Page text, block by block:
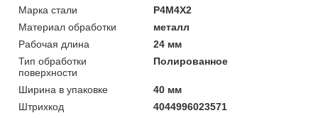
Марка стали
Р4М4Х2
Материал обработки
металл
Рабочая длина
24 мм
Тип обработки
поверхности
Полированное
Ширина в упаковке
40 мм
Штрихкод
4044996023571